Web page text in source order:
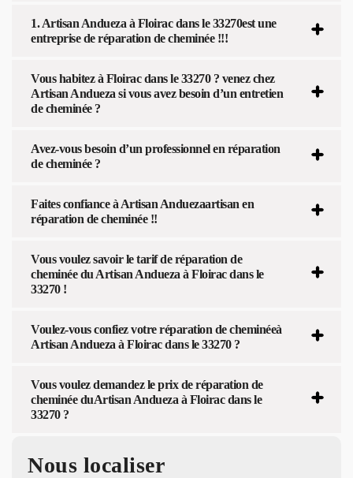
1. Artisan Andueza à Floirac dans le 33270est une
entreprise de réparation de cheminée !!!
Vous habitez à Floirac dans le 33270 ? venez chez
Artisan Andueza si vous avez besoin d’un entretien
de cheminée ?
Avez-vous besoin d’un professionnel en réparation
de cheminée ?
Faites confiance à Artisan Anduezaartisan en
réparation de cheminée !!
Vous voulez savoir le tarif de réparation de
cheminée du Artisan Andueza à Floirac dans le
33270 !
Voulez-vous confiez votre réparation de cheminéeà
Artisan Andueza à Floirac dans le 33270 ?
Vous voulez demandez le prix de réparation de
cheminée duArtisan Andueza à Floirac dans le
33270 ?
Nous localiser